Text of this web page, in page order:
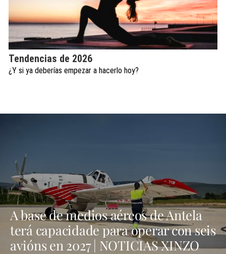
Tendencias de 2026
¿Y si ya deberías empezar a hacerlo hoy?
A base de medios aéreos de Antela
terá capacidade para operar con seis
avións en 2027 | NOTICIAS XINZO